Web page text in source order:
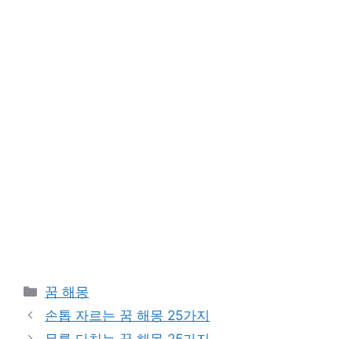
카
테
꿈 해몽
손톱 자르는 꿈 해몽 25가지